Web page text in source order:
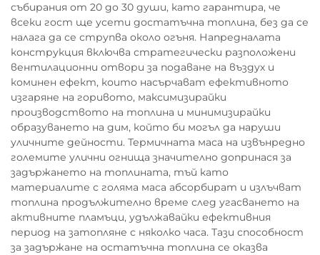
събирания от 20 до 30 души, като гарантира, че
всеки гост ще усети достатъчна топлина, без да се
налага да се струпва около огъня. Напредналата
конструкция включва стратегически разположени
вентилационни отвори за подаване на въздух и
коминен ефект, които насърчават ефективното
изгаряне на горивото, максимизирайки
производството на топлина и минимизирайки
образуването на дим, който би могъл да наруши
уличните дейности. Термичната маса на извънредно
големите улични огнища значително допринася за
задържането на топлината, тъй като
материалите с голяма маса абсорбират и излъчват
топлина продължително време след угасването на
активните пламъци, удължавайки ефективния
период на затопляне с няколко часа. Тази способност
за задържане на остатъчна топлина се оказва